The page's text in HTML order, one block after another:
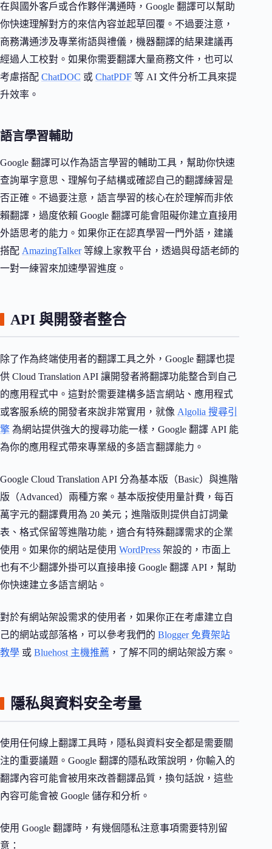
在與國外客戶或合作夥伴溝通時，Google 翻譯可以幫助
你快速理解對方的來信內容並起草回覆。不過要注意，
商務溝通涉及專業術語與禮儀，機器翻譯的結果建議再
經過人工校對。如果你需要翻譯大量商務文件，也可以
考慮搭配 ChatDOC 或 ChatPDF 等 AI 文件分析工具來提
升效率。
語言學習輔助
Google 翻譯可以作為語言學習的輔助工具，幫助你快速
查詢單字意思、理解句子結構或確認自己的翻譯練習是
否正確。不過要注意，語言學習的核心在於理解而非依
賴翻譯，過度依賴 Google 翻譯可能會阻礙你建立直接用
外語思考的能力。如果你正在認真學習一門外語，建議
搭配 AmazingTalker等線上家教平台，透過與母語老師的
一對一練習來加速學習進度。
API 與開發者整合
除了作為終端使用者的翻譯工具之外，Google 翻譯也提
供 Cloud Translation API 讓開發者將翻譯功能整合到自己
的應用程式中。這對於需要建構多語言網站、應用程式
或客服系統的開發者來說非常實用，就像 Algolia 搜尋引
擎 為網站提供強大的搜尋功能一樣，Google 翻譯 API 能
為你的應用程式帶來專業級的多語言翻譯能力。
Google Cloud Translation API 分為基本版（Basic）與進階
版（Advanced）兩種方案。基本版按使用量計費，每百
萬字元的翻譯費用為 20 美元；進階版則提供自訂詞彙
表、格式保留等進階功能，適合有特殊翻譯需求的企業
使用。如果你的網站是使用 WordPress 架設的，市面上
也有不少翻譯外掛可以直接串接 Google 翻譯 API，幫助
你快速建立多語言網站。
對於有網站架設需求的使用者，如果你正在考慮建立自
己的網站或部落格，可以參考我們的 Blogger 免費架站
教學 或 Bluehost 主機推薦 ，了解不同的網站架設方案。
隱私與資料安全考量
使用任何線上翻譯工具時，隱私與資料安全都是需要關
注的重要議題。Google 翻譯的隱私政策說明，你輸入的
翻譯內容可能會被用來改善翻譯品質，換句話說，這些
內容可能會被 Google 儲存和分析。
使用 Google 翻譯時，有幾個隱私注意事項需要特別留
意：